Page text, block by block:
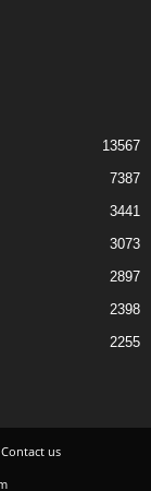
13567
7387
3441
3073
2897
2398
2255
Contact us